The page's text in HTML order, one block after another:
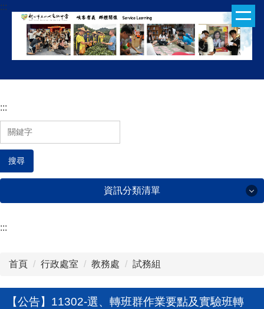
跳
容
:::
:::
搜尋
資訊分類清單
:::
首頁 行政處室 教務處 試務組
【公告】11302-選、轉班群作業要點及實驗班轉